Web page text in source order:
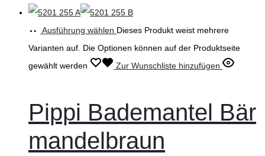
Ausführung wählen Dieses Produkt weist mehrere
Varianten auf. Die Optionen können auf der Produktseite
gewählt werden
Zur Wunschliste hinzufügen
Pippi Bademantel Bär
mandelbraun